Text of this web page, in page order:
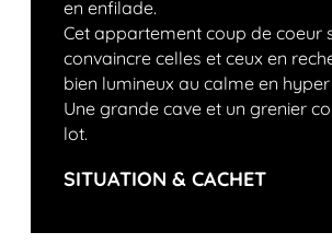
en enfilade.
Cet appartement coup de coeur
convaincre celles et ceux en
bien lumineux au calme en hyper
Une grande cave et un grenier
lot.
SITUATION & CACHET